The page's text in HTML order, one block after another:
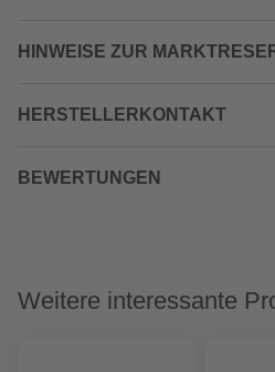
HINWEISE ZUR
HERSTELLERKONTAKT
BEWERTUNGEN
Weitere interessante